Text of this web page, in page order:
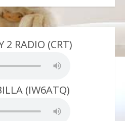
2 RADIO (CRT)
(IW6ATQ)